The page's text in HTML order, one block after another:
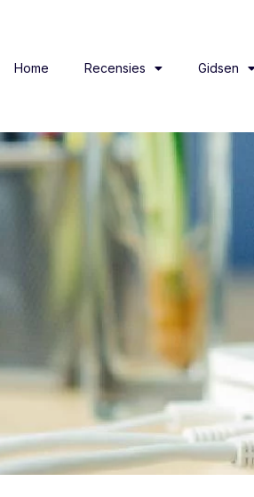
Home Recensies Gidsen